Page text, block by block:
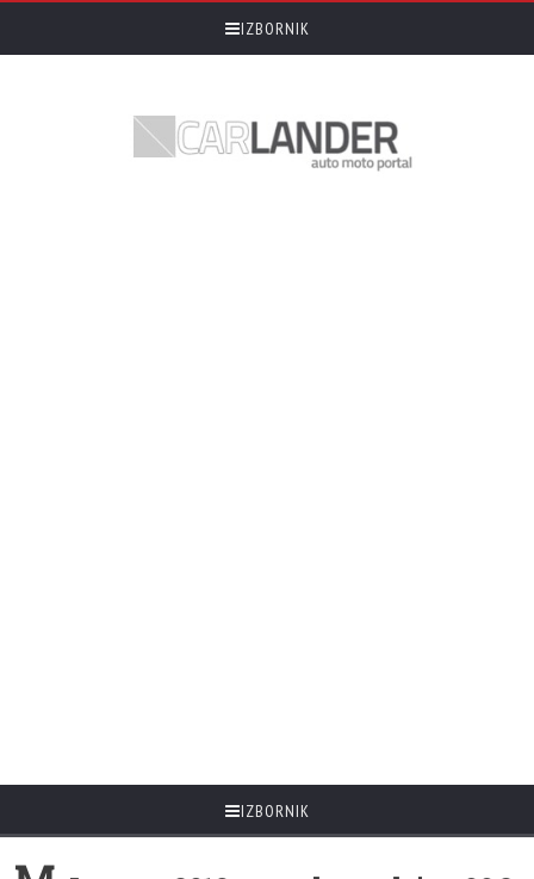
IZBORNIK
IZBORNIK